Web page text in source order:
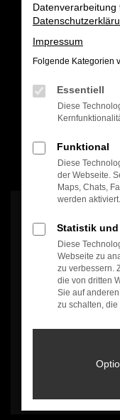
Es wird versucht,
können Daten an
einverstanden
Datenverarbeitung
Impressum
Folgende Kategorien
Essentiell
Diese
Funktional
Diese
der Webseite.
Maps, Chats,
werden aktiviert.
Statistik
Diese
Webseite zu
zu verbessern.
die von dritten
Sie auf
zu schalten,